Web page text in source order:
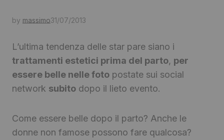
by massimo31/07/2013
L’ultima tendenza delle star pare siano i
trattamenti estetici prima del parto, per
essere belle nelle foto postate sui social
network subito dopo il lieto evento.
Come essere belle dopo il parto? Anche le
donne non famose possono fare qualcosa?